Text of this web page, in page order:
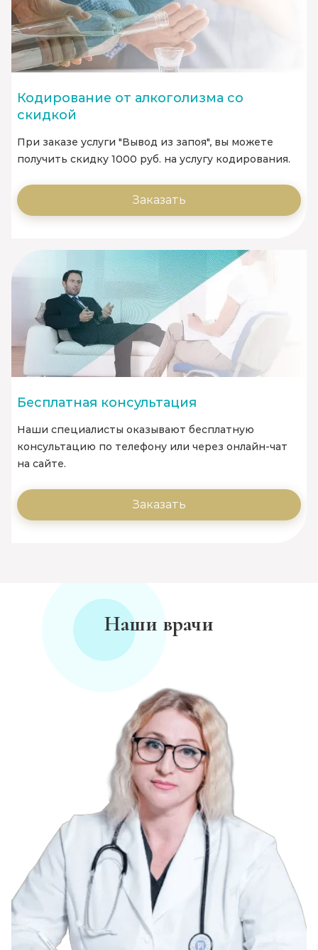
Кодирование от алкоголизма со
скидкой
При заказе услуги "Вывод из запоя", вы можете
получить скидку 1000 руб. на услугу кодирования.
Заказать
Бесплатная консультация
Наши специалисты оказывают бесплатную
консультацию по телефону или через онлайн-чат
на сайте.
Заказать
Наши врачи